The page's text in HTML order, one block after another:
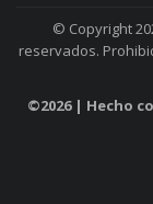
© Copyright
reservados.
©2026 | Hecho